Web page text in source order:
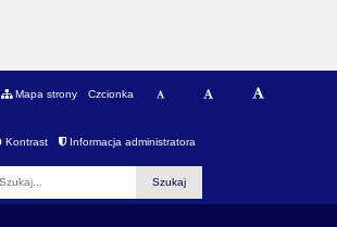
Mapa strony Czcionka
Kontrast Informacja administratora